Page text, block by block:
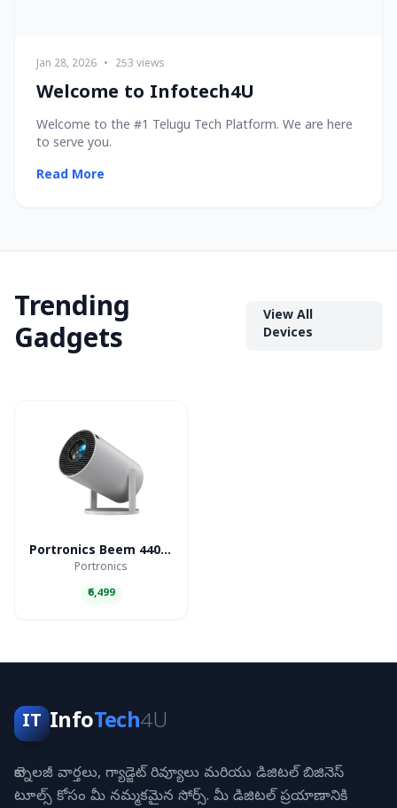
Jan 28, 2026 • 253 views
Welcome to Infotech4U
Welcome to the #1 Telugu Tech Platform. We are here
to serve you.
Read More
Trending
Gadgets
View All
Devices
Portronics Beem 440 Smart LED Projector
Portronics
₹6,499
IT InfoTech4U
టెక్నాలజీ వార్తలు, గ్యాడ్జెట్ రివ్యూలు మరియు డిజిటల్ బిజినెస్
టూల్స్ కోసం మీ నమ్మకమైన సోర్స్. మీ డిజిటల్ ప్రయాణానికి